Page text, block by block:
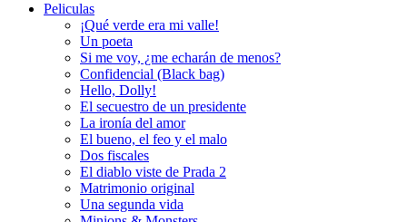
Peliculas
¡Qué verde era mi valle!
Un poeta
Si me voy, ¿me echarán de menos?
Confidencial (Black bag)
Hello, Dolly!
El secuestro de un presidente
La ironía del amor
El bueno, el feo y el malo
Dos fiscales
El diablo viste de Prada 2
Matrimonio original
Una segunda vida